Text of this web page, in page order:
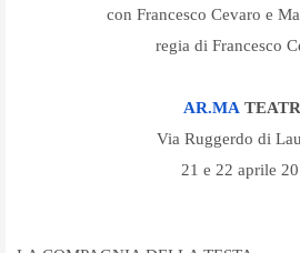
con Francesco Cevaro e
regia di Francesco
AR.MA
Via Ruggerdo di
21 e 22 aprile